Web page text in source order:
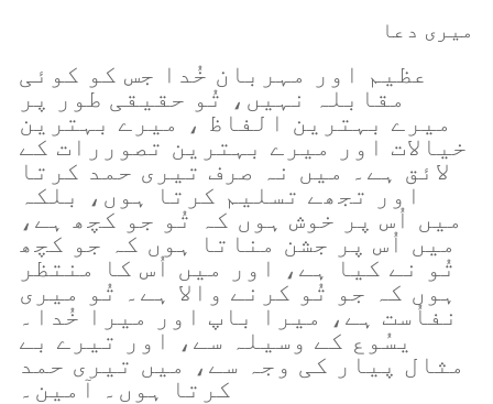
میری دعا
عظیم اور مہربان خُدا جس کو کوئی
مقابلہ نہیں، تُو حقیقی طور پر
میرے بہترین الفاظ ، میرے بہترین
خیالات اور میرے بہترین تصوررات کے
لائق ہے۔ میں نہ صرف تیری حمد کرتا
اور تجھے تسلیم کرتا ہوں، بلکہ
میں اُس پر خوش ہوں کہ تُو جو کچھ ہے،
میں اُس پر جشن مناتا ہوں کہ جو کچھ
تُو نے کیا ہے، اور میں اُس کا منتظر
ہوں کہ جو تُو کرنے والا ہے۔ تُو میری
نفاُست ہے، میرا باپ اور میرا خُدا۔
یسُوع کے وسیلہ سے، اور تیرے بے
مثال پیار کی وجہ سے، میں تیری حمد
کرتا ہوں۔ آمین۔